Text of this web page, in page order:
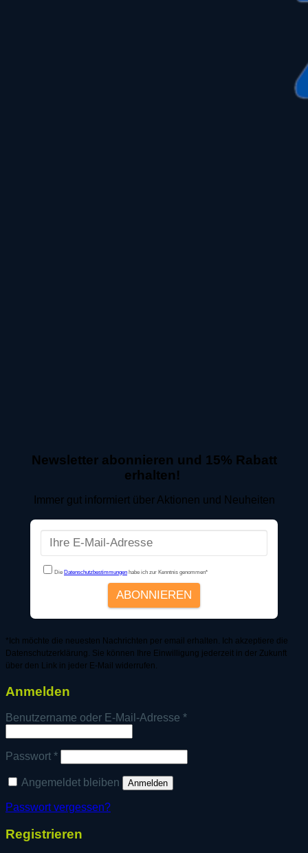
Newsletter abonnieren und 15% Rabatt
erhalten!
Immer gut informiert über Aktionen und Neuheiten
*Ich möchte die neuesten Nachrichten per email erhalten. Ich akzeptiere die
Datenschutzerklärung. Sie können Ihre Einwilligung jederzeit in der Zukunft
über den Link in jeder E-Mail widerrufen.
Anmelden
Benutzername oder E-Mail-Adresse *Erforderlich
Passwort *Erforderlich
Angemeldet bleiben Anmelden
Passwort vergessen?
Registrieren